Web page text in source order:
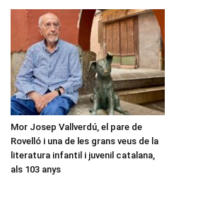
Mor Josep Vallverdú, el pare de
Rovelló i una de les grans veus de la
literatura infantil i juvenil catalana,
als 103 anys